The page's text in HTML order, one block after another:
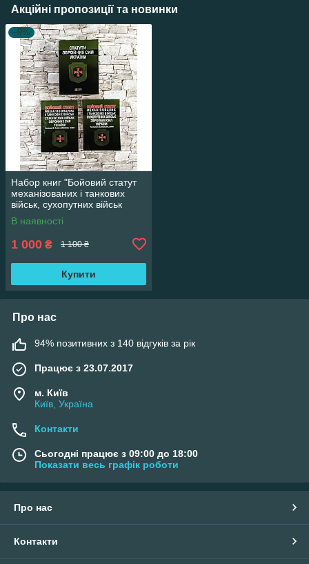
Акційні пропозиції та новинки
–9%
Набор книг "Бойовий статут
механізованих і танкових
військ, сухопутних військ
ЗСУ" , "Статути ЗСУ"
В наявності
1 000 ₴ 1 100 ₴
Купити
Про нас
94% позитивних з 140 відгуків за рік
Працює з 23.07.2017
м. Київ
Київ, Україна
Контакти
Сьогодні працює з 09:00 до 18:00
Показати весь графік роботи
Про нас
Контакти